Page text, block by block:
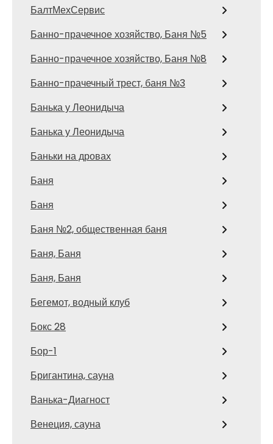
БалтМехСервис
Банно-прачечное хозяйство, Баня №5
Банно-прачечное хозяйство, Баня №8
Банно-прачечный трест, баня №3
Банька у Леонидыча
Банька у Леонидыча
Баньки на дровах
Баня
Баня
Баня №2, общественная баня
Баня, Баня
Баня, Баня
Бегемот, водный клуб
Бокс 28
Бор-1
Бригантина, сауна
Ванька-Диагност
Венеция, сауна